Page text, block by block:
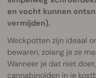
en vocht kunnen
vermijden).
Weckpotten zijn ideaal
bewaren, zolang je ze
Wanneer je dat niet
cannabinoïden in je